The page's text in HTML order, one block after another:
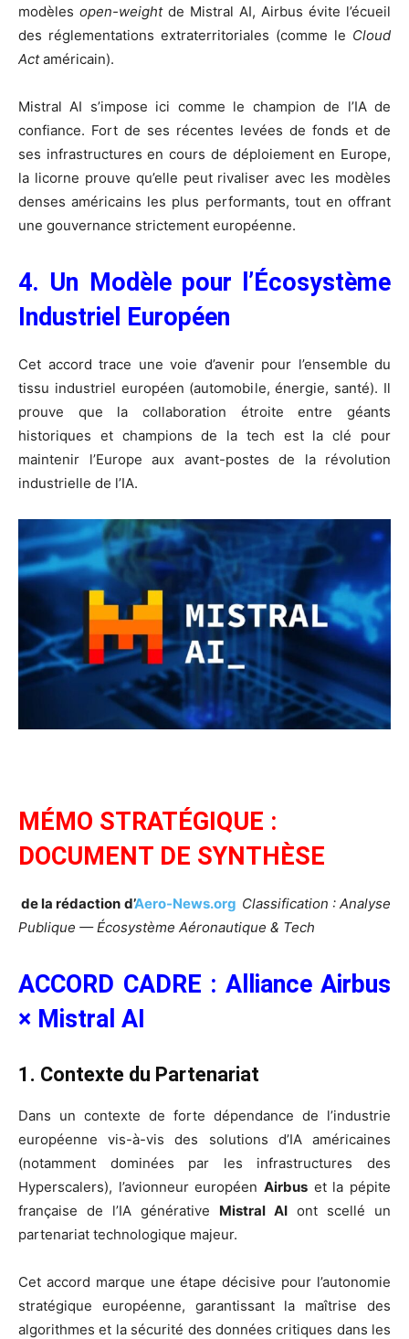
modèles open-weightde Mistral AI, Airbus évite l’écueil
des réglementations extraterritoriales (comme le Cloud
Actaméricain).
Mistral AI s’impose ici comme le champion de l’IA de
confiance. Fort de ses récentes levées de fonds et de
ses infrastructures en cours de déploiement en Europe,
la licorne prouve qu’elle peut rivaliser avec les modèles
denses américains les plus performants, tout en offrant
une gouvernance strictement européenne.
4. Un Modèle pour l’Écosystème
Industriel Européen
Cet accord trace une voie d’avenir pour l’ensemble du
tissu industriel européen (automobile, énergie, santé). Il
prouve que la collaboration étroite entre géants
historiques et champions de la tech est la clé pour
maintenir l’Europe aux avant-postes de la révolution
industrielle de l’IA.
MÉMO STRATÉGIQUE :
DOCUMENT DE SYNTHÈSE
de la rédaction d’Aero-News.org Classification : Analyse
Publique — Écosystème Aéronautique & Tech
ACCORD CADRE : Alliance Airbus
× Mistral AI
1. Contexte du Partenariat
Dans un contexte de forte dépendance de l’industrie
européenne vis-à-vis des solutions d’IA américaines
(notamment dominées par les infrastructures des
Hyperscalers), l’avionneur européen Airbus et la pépite
française de l’IA générative Mistral AI ont scellé un
partenariat technologique majeur.
Cet accord marque une étape décisive pour l’autonomie
stratégique européenne, garantissant la maîtrise des
algorithmes et la sécurité des données critiques dans les